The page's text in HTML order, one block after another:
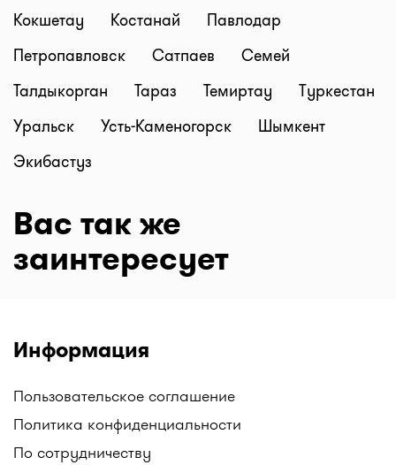
Кокшетау
Костанай
Павлодар
Петропавловск
Сатпаев
Семей
Талдыкорган
Тараз Темиртау
Туркестан
Уральск
Усть-Каменогорск
Шымкент
Экибастуз
Вас так же
заинтересует
Информация
Пользовательское соглашение
Политика конфиденциальности
По сотрудничеству